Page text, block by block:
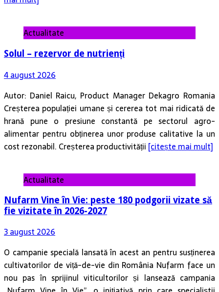
Solul – rezervor de nutrienți
4 august 2026
Autor: Daniel Raicu, Product Manager Dekagro Romania
Creșterea populației umane și cererea tot mai ridicată de
hrană pune o presiune constantă pe sectorul agro-
alimentar pentru obținerea unor produse calitative la un
cost rezonabil. Creșterea productivității[citește mai mult]
Nufarm Vine în Vie: peste 180 podgorii vizate să
3 august 2026
O campanie specială lansată în acest an pentru susținerea
cultivatorilor de viță-de-vie din România Nufarm face un
nou pas în sprijinul viticultorilor și lansează campania
„Nufarm Vine în Vie”, o inițiativă prin care specialiștii
companiei[citește mai mult]